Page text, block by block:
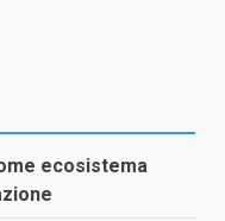
ecosistema